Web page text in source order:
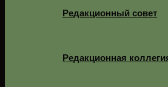
Редакционный совет
Редакционная